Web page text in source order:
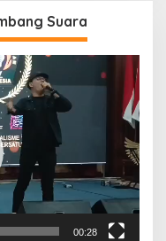
Suara
00:28